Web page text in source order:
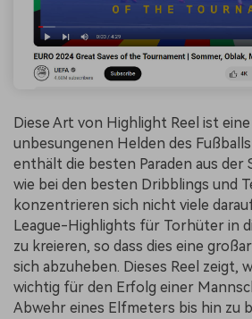
Diese Art von Highlight Reel ist
unbesungenen Helden des
enthält die besten Paraden aus der
wie bei den besten Dribblings und
konzentrieren sich nicht viele
League-Highlights für Torhüter in
zu kreieren, so dass dies eine
sich abzuheben. Dieses Reel zeigt,
wichtig für den Erfolg einer
Abwehr eines Elfmeters bis hin zu